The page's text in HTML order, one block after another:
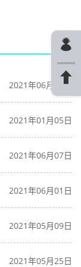
2021年06月18日
2021年01月05日
2021年06月07日
2021年06月01日
2021年05月09日
2021年05月25日